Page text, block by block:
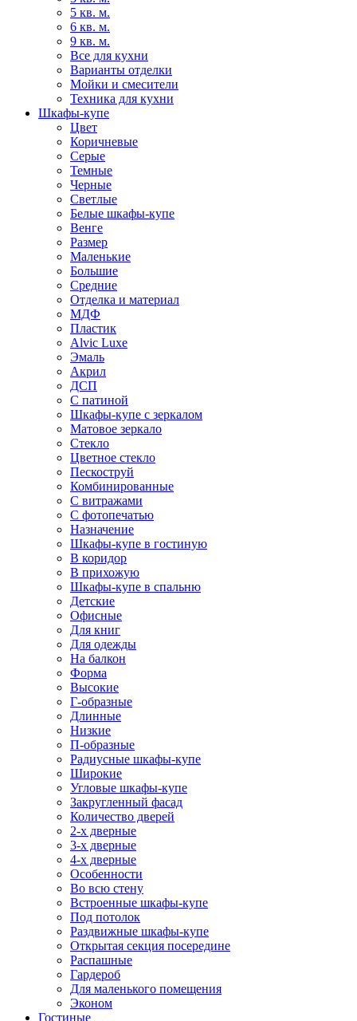
5 кв. м.
6 кв. м.
9 кв. м.
Все для кухни
Варианты отделки
Мойки и смесители
Техника для кухни
Шкафы-купе
Цвет
Коричневые
Серые
Темные
Черные
Светлые
Белые шкафы-купе
Венге
Размер
Маленькие
Большие
Средние
Отделка и материал
МДФ
Пластик
Alvic Luxe
Эмаль
Акрил
ДСП
С патиной
Шкафы-купе с зеркалом
Матовое зеркало
Стекло
Цветное стекло
Пескоструй
Комбинированные
С витражами
С фотопечатью
Назначение
Шкафы-купе в гостиную
В коридор
В прихожую
Шкафы-купе в спальню
Детские
Офисные
Для книг
Для одежды
На балкон
Форма
Высокие
Г-образные
Длинные
Низкие
П-образные
Радиусные шкафы-купе
Широкие
Угловые шкафы-купе
Закругленный фасад
Количество дверей
2-х дверные
3-х дверные
4-х дверные
Особенности
Во всю стену
Встроенные шкафы-купе
Под потолок
Раздвижные шкафы-купе
Открытая секция посередине
Распашные
Гардероб
Для маленького помещения
Эконом
Гостиные